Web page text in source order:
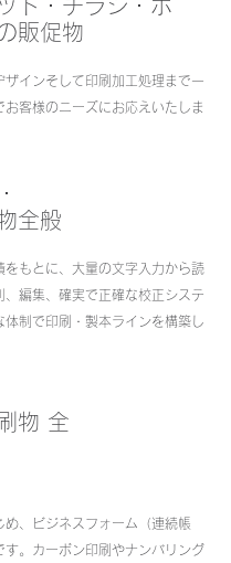
ト・チラシ・ポ
販促物
ザインそして印刷加工処理まで一
お客様のニーズにお応えいたしま
全般
をもとに、大量の文字入力から読
、編集、確実で正確な校正システ
体制で印刷・製本ラインを構築し
物 全
め、ビジネスフォーム（連続帳
す。カーボン印刷やナンバリング